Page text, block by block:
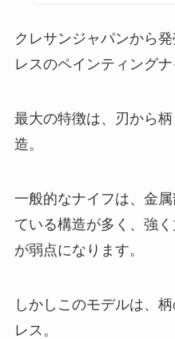
クレサンジャパンから
レスのペインティングナ
最大の特徴は、刃から
造。
一般的なナイフは、金
ている構造が多く、強
が弱点になります。
しかしこのモデルは、
レス。